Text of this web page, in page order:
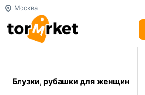
Москва
Блузки, рубашки для женщин